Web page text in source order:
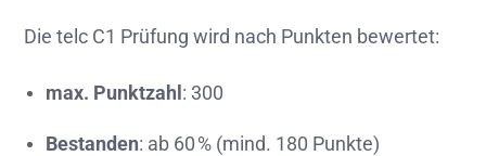
Die telc C1 Prüfung wird nach Punkten bewertet:
max. Punktzahl : 300
Bestanden: ab 60 % (mind. 180 Punkte)